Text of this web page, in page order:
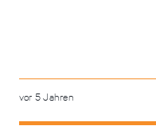
vor 5 Jahren